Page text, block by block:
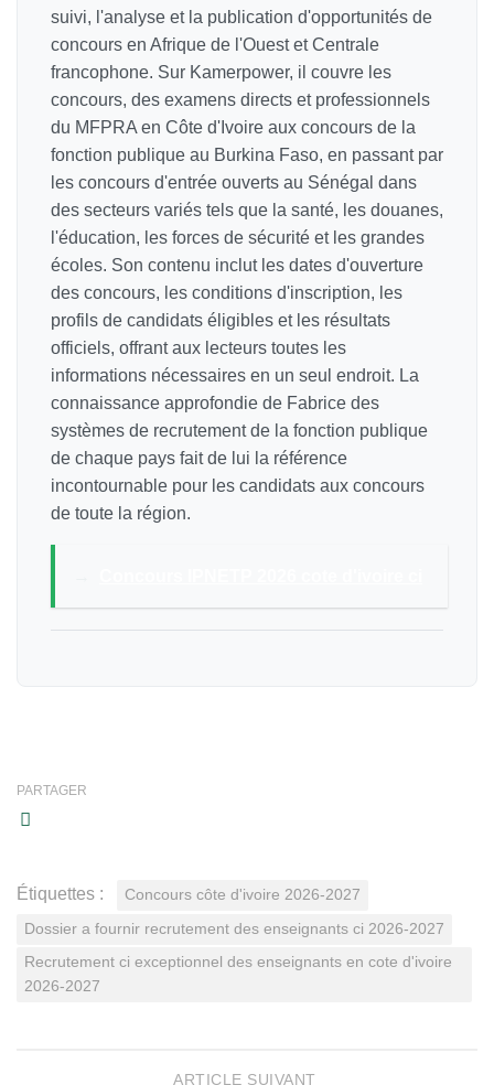
suivi, l'analyse et la publication d'opportunités de
concours en Afrique de l'Ouest et Centrale
francophone. Sur Kamerpower, il couvre les
concours, des examens directs et professionnels
du MFPRA en Côte d'Ivoire aux concours de la
fonction publique au Burkina Faso, en passant par
les concours d'entrée ouverts au Sénégal dans
des secteurs variés tels que la santé, les douanes,
l'éducation, les forces de sécurité et les grandes
écoles. Son contenu inclut les dates d'ouverture
des concours, les conditions d'inscription, les
profils de candidats éligibles et les résultats
officiels, offrant aux lecteurs toutes les
informations nécessaires en un seul endroit. La
connaissance approfondie de Fabrice des
systèmes de recrutement de la fonction publique
de chaque pays fait de lui la référence
incontournable pour les candidats aux concours
de toute la région.
PARTAGER
Étiquettes : Concours côte d'ivoire 2026-2027
Dossier a fournir recrutement des enseignants ci 2026-2027
Recrutement ci exceptionnel des enseignants en cote d'ivoire
2026-2027
ARTICLE SUIVANT